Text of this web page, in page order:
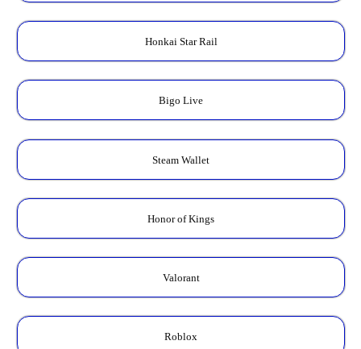
Honkai Star Rail
Bigo Live
Steam Wallet
Honor of Kings
Valorant
Roblox